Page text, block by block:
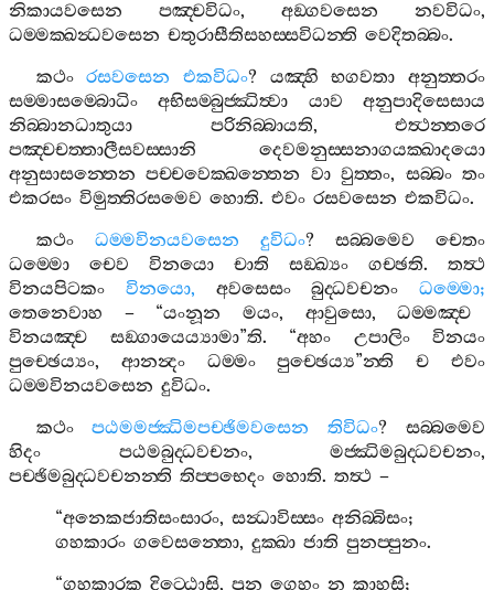
නිකායවසෙන
පඤ‍්චවිධං, අඞ‍්ගවසෙන නවවිධං,
ධම‍්මක‍්ඛන්‍ධවසෙන චතුරාසීතිසහස‍්සවිධන‍්ති වෙදිතබ‍්බං.
කථං
රසවසෙන එකවිධං? යඤ‍්හි භගවතා
අනුත‍්තරං
සම‍්මාසම‍්බොධිං
අභිසම‍්බුජ‍්ඣිත්‍වා යාව
අනුපාදිසෙසාය
නිබ‍්බානධාතුයා
පරිනිබ‍්බායති, එත්‍ථන‍්තරෙ
පඤ‍්චචත‍්තාලීසවස‍්සානි
දෙවමනුස‍්සනාගයක‍්ඛාදයො
අනුසාසන‍්තෙන පච‍්චවෙක‍්ඛන‍්තෙන වා වුත‍්තං, සබ‍්බං තං
එකරසං විමුත‍්තිරසමෙව හොති. එවං රසවසෙන එකවිධං.
කථං
ධම‍්මවිනයවසෙන දුවිධං? සබ‍්බමෙව
චෙතං
ධම‍්මො
චෙව විනයො චාති සඞ‍්ඛ්‍යං ගච‍්ඡති. තත්‍ථ
විනයපිටකං
විනයො, අවසෙසං බුද‍්ධවචනං ධම‍්මො;
තෙනෙවාහ – “යංනූන මයං, ආවුසො,ධම‍්මඤ‍්ච
විනයඤ‍්ච
සඞ‍්ගායෙය්‍යාමා”ති. “අහං උපාලිං
විනයං
පුච‍්ඡෙය්‍යං, ආනන්‍දං ධම‍්මං පුච‍්ඡෙය්‍ය”න‍්ති ච
එවං
ධම‍්මවිනයවසෙන දුවිධං.
කථං
පඨමමජ‍්ඣිමපච‍්ඡිමවසෙන තිවිධං?සබ‍්බමෙව
හිදං
පඨමබුද‍්ධවචනං, මජ‍්ඣිමබුද‍්ධවචනං,
පච‍්ඡිමබුද‍්ධවචනන‍්ති තිප‍්පභෙදං හොති. තත්‍ථ –
“අනෙකජාතිසංසාරං,සන්‍ධාවිස‍්සං අනිබ‍්බිසං;
ගහකාරං ගවෙසන‍්තො,දුක‍්ඛා ජාති පුනප‍්පුනං.
“ගහකාරක දිට‍්ඨොසි,පුන ගෙහං න කාහසි;